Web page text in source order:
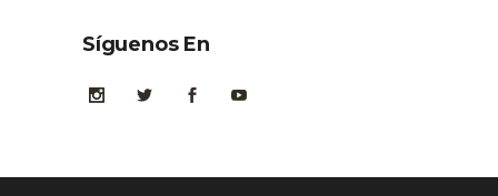
Síguenos En